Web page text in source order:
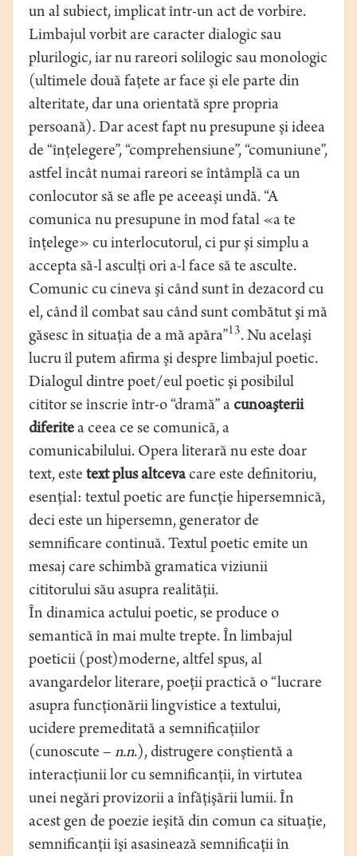
un al subiect, implicat într-un act de vorbire.
Limbajul vorbit are caracter dialogic sau
plurilogic, iar nu rareori solilogic sau monologic
(ultimele două faţete ar face şi ele parte din
alteritate, dar una orientată spre propria
persoană). Dar acest fapt nu presupune şi ideea
de “înţelegere”, “comprehensiune”, “comuniune”,
astfel încât numai rareori se întâmplă ca un
conlocutor să se afle pe aceeaşi undă. “A
comunica nu presupune în mod fatal «a te
înţelege» cu interlocutorul, ci pur şi simplu a
accepta să-l asculţi ori a-l face să te asculte.
Comunic cu cineva şi când sunt în dezacord cu
el, când îl combat sau când sunt combătut şi mă
găsesc în situaţia de a mă apăra”13. Nu acelaşi
lucru îl putem afirma şi despre limbajul poetic.
Dialogul dintre poet/eul poetic şi posibilul
cititor se înscrie într-o “dramă” a cunoaşterii
diferitea ceea ce se comunică, a
comunicabilului. Opera literară nu este doar
text, este text plus altceva care este definitoriu,
esenţial: textul poetic are funcţie hipersemnică,
deci este un hipersemn, generator de
semnificare continuă. Textul poetic emite un
mesaj care schimbă gramatica viziunii
cititorului său asupra realităţii.
În dinamica actului poetic, se produce o
semantică în mai multe trepte. În limbajul
poeticii (post)moderne, altfel spus, al
avangardelor literare, poeţii practică o “lucrare
asupra funcţionării lingvistice a textului,
ucidere premeditată a semnificaţiilor
(cunoscute – n.n.), distrugere conştientă a
interacţiunii lor cu semnificanţii, în virtutea
unei negări provizorii a înfăţişării lumii. În
acest gen de poezie ieşită din comun ca situaţie,
semnificanţii îşi asasinează semnificaţii în